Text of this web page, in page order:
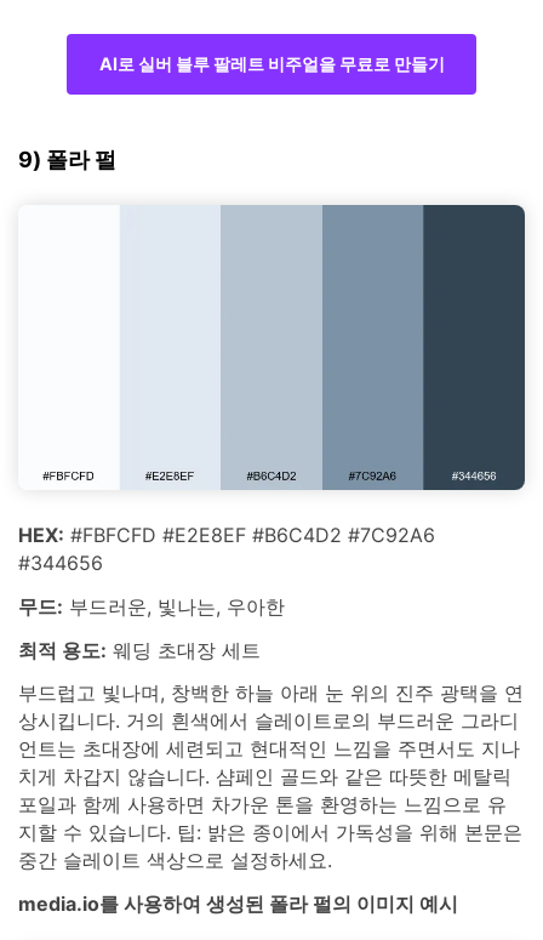
AI로 실버 블루 팔레트 비주얼을 무료로 만들기
9) 폴라 펄
HEX: #FBFCFD #E2E8EF #B6C4D2 #7C92A6
#344656
무드: 부드러운, 빛나는, 우아한
최적 용도: 웨딩 초대장 세트
부드럽고 빛나며, 창백한 하늘 아래 눈 위의 진주 광택을 연
상시킵니다. 거의 흰색에서 슬레이트로의 부드러운 그라디
언트는 초대장에 세련되고 현대적인 느낌을 주면서도 지나
치게 차갑지 않습니다. 샴페인 골드와 같은 따뜻한 메탈릭
포일과 함께 사용하면 차가운 톤을 환영하는 느낌으로 유
지할 수 있습니다. 팁: 밝은 종이에서 가독성을 위해 본문은
중간 슬레이트 색상으로 설정하세요.
media.io를 사용하여 생성된 폴라 펄의 이미지 예시